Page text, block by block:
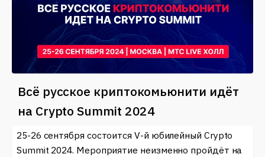
Всё русское криптокомьюнити идёт
на Crypto Summit 2024
25-26 сентября состоится V-й юбилейный Crypto
Summit 2024. Мероприятие неизменно пройдёт на